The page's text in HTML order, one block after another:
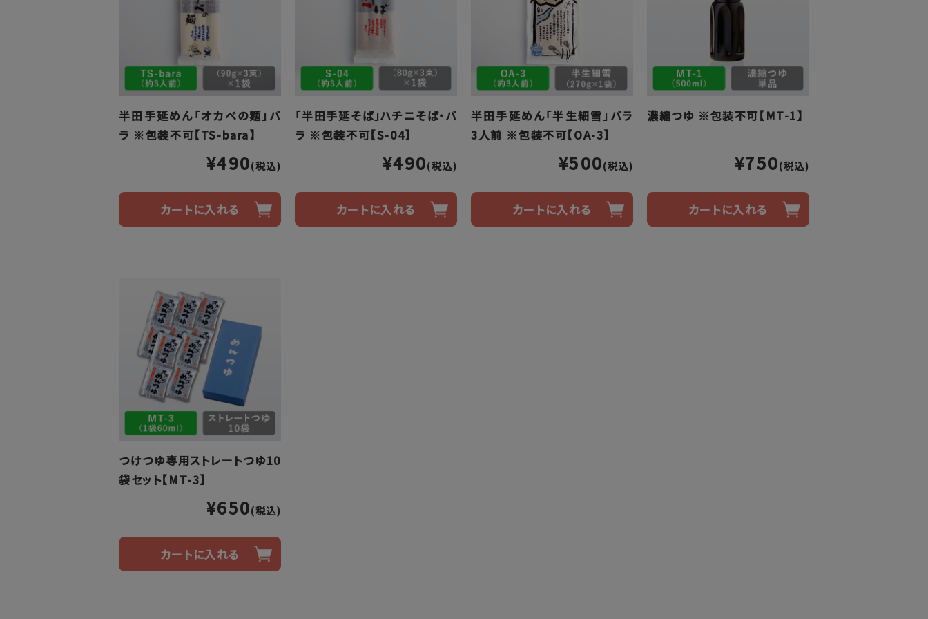
半田手延めん「オカベの麺」バ
ラ ※包装不可【TS-bara】
¥490(税込)
カートに入れる
「半田手延そば」ハチニそば・バ
ラ ※包装不可【S-04】
¥490(税込)
カートに入れる
半田手延めん「半生細雪」バラ
3人前 ※包装不可【OA-3】
¥500(税込)
カートに入れる
濃縮つゆ ※包装不可【MT-1】
¥750(税込)
カートに入れる
つけつゆ専用ストレートつゆ10
袋セット【MT-3】
¥650(税込)
カートに入れる